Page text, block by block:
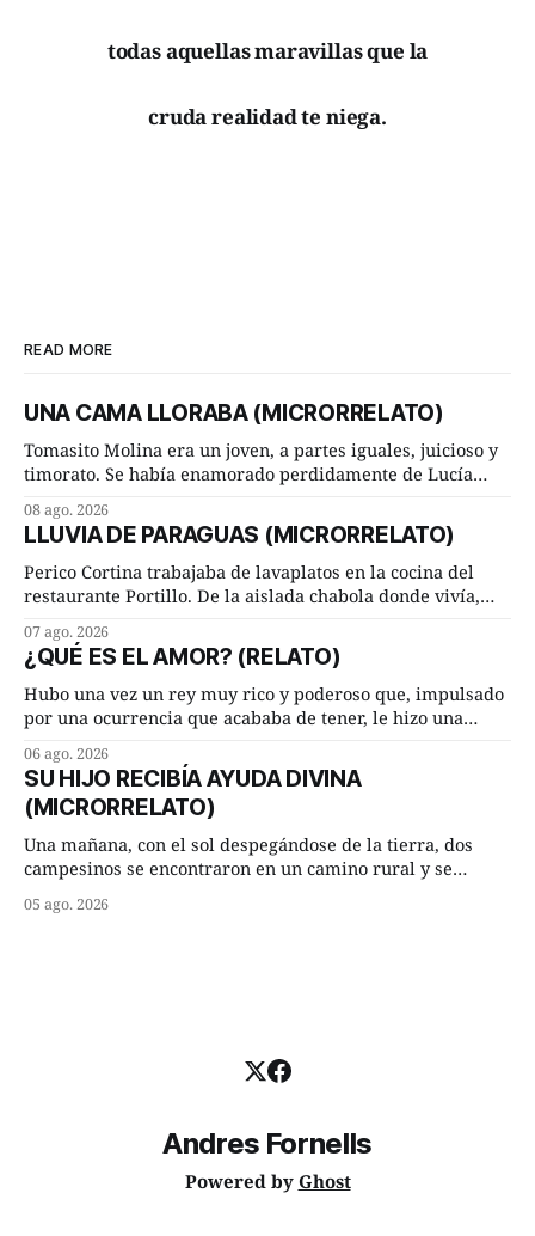
todas aquellas maravillas que la
cruda realidad te niega.
READ MORE
UNA CAMA LLORABA (MICRORRELATO)
Tomasito Molina era un joven, a partes iguales, juicioso y
timorato. Se había enamorado perdidamente de Lucía
ambos les iba de maravilla. Pero mantenían absoluta
discrepancia en un deseo ineluctable por parte de ella.
Lucía Arriate quería que ellos
08 ago. 2026
LLUVIA DE PARAGUAS (MICRORRELATO)
Perico Cortina trabajaba de lavaplatos en la cocina del
restaurante Portillo. De la aislada chabola donde vivía,
cuarto de hora andando a buen paso. Cierta noche,
terminada su jornada laboral caminaba él hacía su mísera
morada cundo comenzó a llover
07 ago. 2026
¿QUÉ ES EL AMOR? (RELATO)
Hubo una vez un rey muy rico y poderoso que, impulsado
por una ocurrencia que acababa de tener, le hizo una
Dime, hombre sabio, ¿qué es el amor según tú? Su
consejero, que era muy prudente y astuto le respondió de
inmediato:
06 ago. 2026
SU HIJO RECIBÍA AYUDA DIVINA
(MICRORRELATO)
Una mañana, con el sol despegándose de la tierra, dos
campesinos se encontraron en un camino rural y se
remolachas, Manuel? —quiso saber uno. —Eso acabo de
05 ago. 2026
Andres Fornells
Powered by Ghost